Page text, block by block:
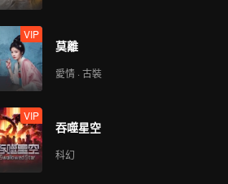
VIP
莫離
愛情 · 古裝
VIP
吞噬星空
科幻